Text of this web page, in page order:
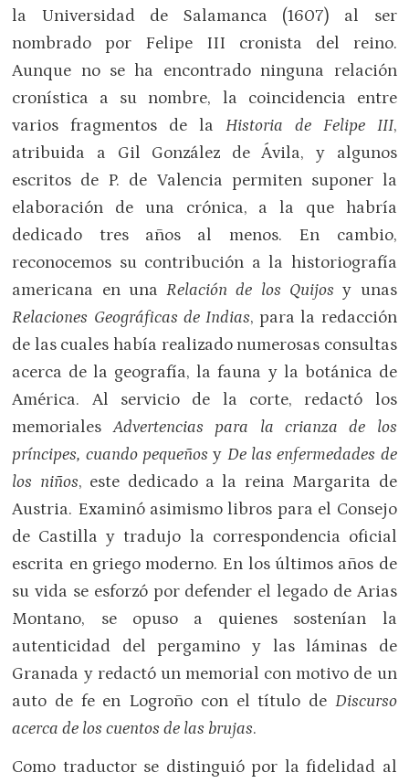
la Universidad de Salamanca (1607) al ser
nombrado por Felipe III cronista del reino.
Aunque no se ha encontrado ninguna relación
cronística a su nombre, la coincidencia entre
varios fragmentos de la Historia de Felipe III,
atribuida a Gil González de Ávila, y algunos
escritos de P. de Valencia permiten suponer la
elaboración de una crónica, a la que habría
dedicado tres años al menos. En cambio,
reconocemos su contribución a la historiografía
americana en unaRelación de los Quijos y unas
Relaciones Geográficas de Indias, para la redacción
de las cuales había realizado numerosas consultas
acerca de la geografía, la fauna y la botánica de
América. Al servicio de la corte, redactó los
memorialesAdvertencias para la crianza de los
príncipes, cuando pequeños y De las enfermedades de
los niños, este dedicado a la reina Margarita de
Austria. Examinó asimismo libros para el Consejo
de Castilla y tradujo la correspondencia oficial
escrita en griego moderno. En los últimos años de
su vida se esforzó por defender el legado de Arias
Montano, se opuso a quienes sostenían la
autenticidad del pergamino y las láminas de
Granada y redactó un memorial con motivo de un
auto de fe en Logroño con el título de Discurso
acerca de los cuentos de las brujas.
Como traductor se distinguió por la fidelidad al